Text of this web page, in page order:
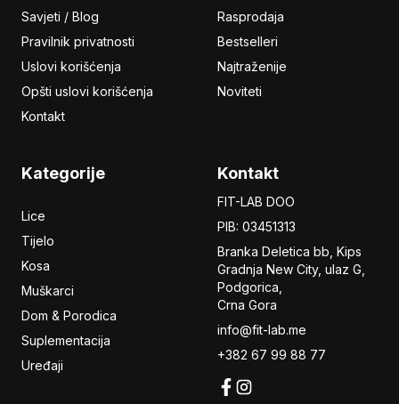
Savjeti / Blog
Pravilnik privatnosti
Uslovi korišćenja
Opšti uslovi korišćenja
Kontakt
Rasprodaja
Bestselleri
Najtraženije
Noviteti
Kategorije
Lice
Tijelo
Kosa
Muškarci
Dom & Porodica
Suplementacija
Uređaji
Kontakt
FIT-LAB DOO
PIB: 03451313
Branka Deletica bb, Kips
Gradnja New City, ulaz G,
Podgorica,
Crna Gora
info@fit-lab.me
+382 67 99 88 77